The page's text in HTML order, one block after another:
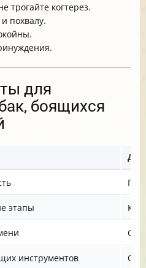
трогайте когтерез.
похвалу.
для
боящихся
этапы
инструментов